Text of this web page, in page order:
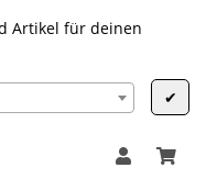
Artikel für deinen
✔